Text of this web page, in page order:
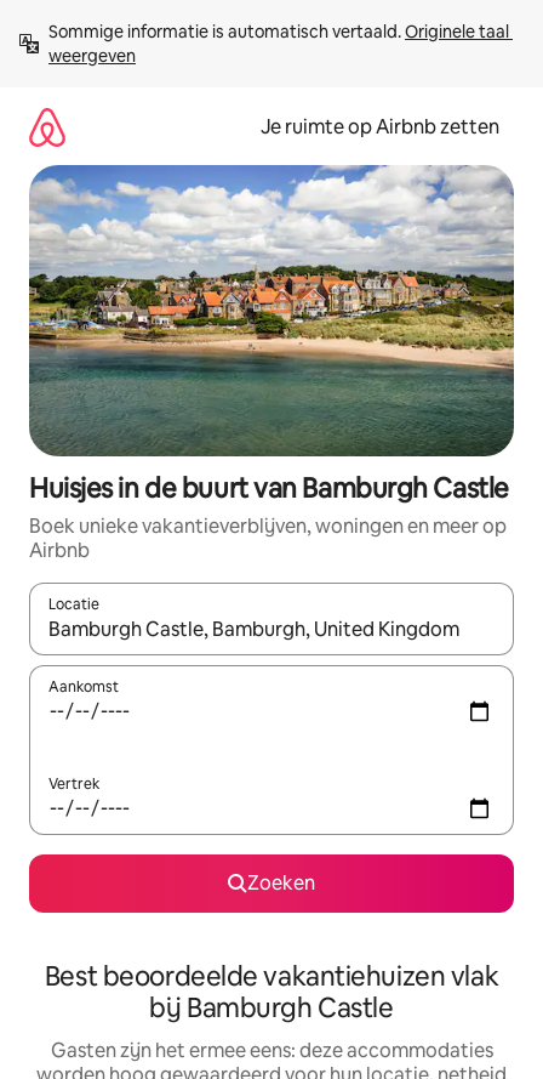
direct
naar
Sommige informatie is automatisch vertaald. Originele taal
weergeven
Je ruimte op Airbnb zetten
Huisjes in de buurt van Bamburgh Castle
Boek unieke vakantieverblijven, woningen en meer op
Airbnb
Locatie
Wanneer er suggesties beschikbaar zijn, maak je een keuze
Aankomst
Vertrek
Zoeken
Best beoordeelde vakantiehuizen vlak
bij Bamburgh Castle
Gasten zijn het ermee eens: deze accommodaties